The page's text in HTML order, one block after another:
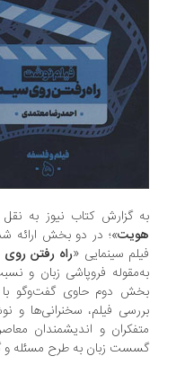
گزارش کتاب نیوز به نقل از
»؛ در دو بخش ارائه شده
سینمایی «راه رفتن روی سیم
فروپاشی زبان و نسبت
دوم حاوی گفت‌وگو با
فیلم، سخنرانی‌ها و
و اندیشمندان معاصر
زبان به طرح مسئله و گفت‌وگو